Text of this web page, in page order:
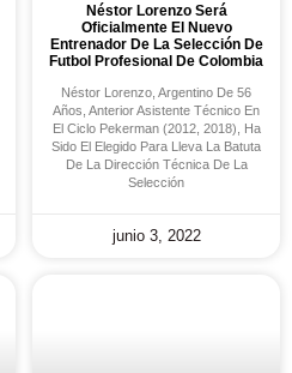
Néstor Lorenzo Será
Oficialmente El Nuevo
Entrenador De La Selección De
Futbol Profesional De Colombia
Néstor Lorenzo, Argentino De 56
Años, Anterior Asistente Técnico En
El Ciclo Pekerman (2012, 2018), Ha
Sido El Elegido Para Lleva La Batuta
De La Dirección Técnica De La
Selección
junio 3, 2022